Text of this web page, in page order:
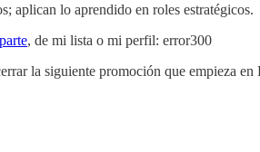
aplican lo aprendido en roles estratégicos.
, de mi lista o mi perfil: error300
la siguiente promoción que empieza en